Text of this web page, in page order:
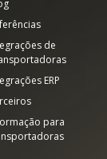
de
ERP
para